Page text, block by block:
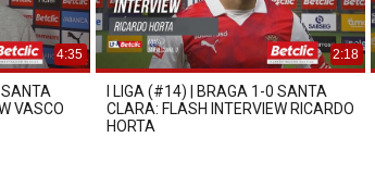
4:35
VASCO
2:18
I LIGA (#14) | BRAGA 1-0 SANTA
CLARA: FLASH INTERVIEW RICARDO
HORTA